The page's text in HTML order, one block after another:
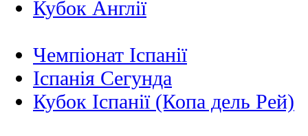
Кубок Англії
Чемпіонат Іспанії
Іспанія Сегунда
Кубок Іспанії (Копа дель Рей)